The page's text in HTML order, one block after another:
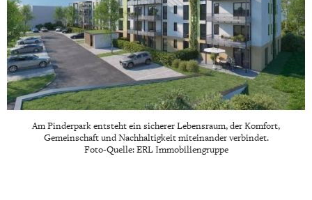
Am Pinderpark entsteht ein sicherer Lebensraum, der Komfort,
Gemeinschaft und Nachhaltigkeit miteinander verbindet.
Foto-Quelle: ERL Immobiliengruppe